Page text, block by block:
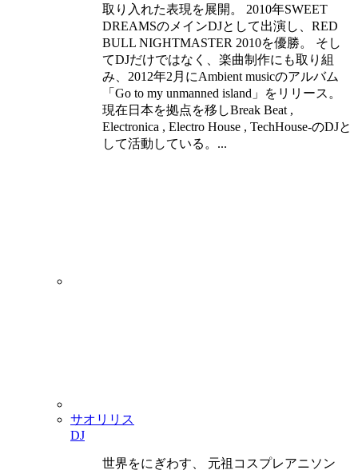
取り入れた表現を展開。 2010年SWEET
DREAMSのメインDJとして出演し、RED
BULL NIGHTMASTER 2010を優勝。 そし
てDJだけではなく、楽曲制作にも取り組
み、2012年2月にAmbient musicのアルバム
「Go to my unmanned island」をリリース。
現在日本を拠点を移しBreak Beat ,
Electronica , Electro House , TechHouse-のDJと
して活動している。...
サオリリス
DJ
世界をにぎわす、 元祖コスプレアニソン